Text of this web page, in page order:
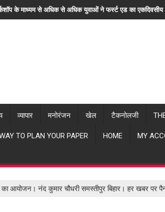
के माध्यम से अधिक से अधिक युवाओं ने फर्स्ट एड का
व्यापार मनोरंजन खेल टैकनोलजी
TO PLAN YOUR PAPER HOME MY
का आयोजन। नंद कुमार चौधरी समस्तीपुर बिहार। हर खबर पर